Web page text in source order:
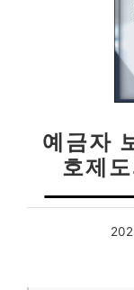
예금자
호제